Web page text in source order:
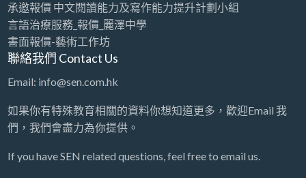
承邀報價 中文閱讀能力及寫作能力提升計劃小組
言語治療服務_報價_麗澤中學
書面報價-藝術工作坊
聯絡我們 Contact Us
Email: info@sen.com.hk
如果你有特殊教育相關的資料你想知道更多，歡迎Email 我
們，我們會盡力為你提供。
If you have SEN related questions, feel free to email us.